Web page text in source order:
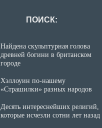
ПОИСК:
Найдена скульптурная голова
древней богини в британском
городе
Хэллоуин по-нашему
«Страшилки» разных народов
Десять интереснейших религий,
которые исчезли сотни лет назад